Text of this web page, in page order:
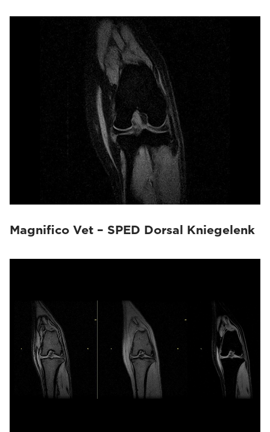
Magnifico Vet – SPED Dorsal Kniegelenk